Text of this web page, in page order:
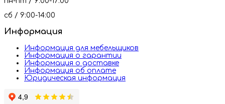
сб / 9:00-14:00
Информация
Информация для мебельщиков
Информация о гарантии
Информация о доставке
Информация об оплате
Юридическая информация